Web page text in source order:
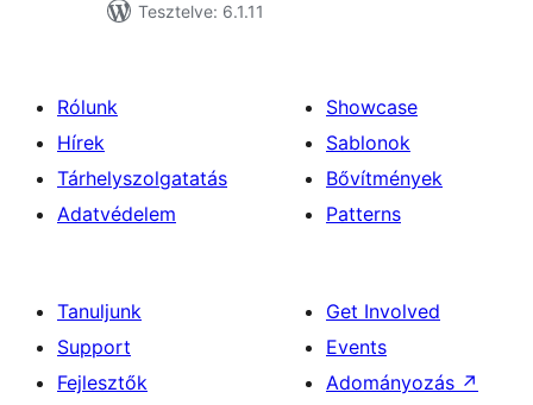
Tesztelve: 6.1.11
Rólunk
Hírek
Tárhelyszolgatatás
Adatvédelem
Showcase
Sablonok
Bővítmények
Patterns
Tanuljunk
Support
Fejlesztők
Get Involved
Events
Adományozás ↗